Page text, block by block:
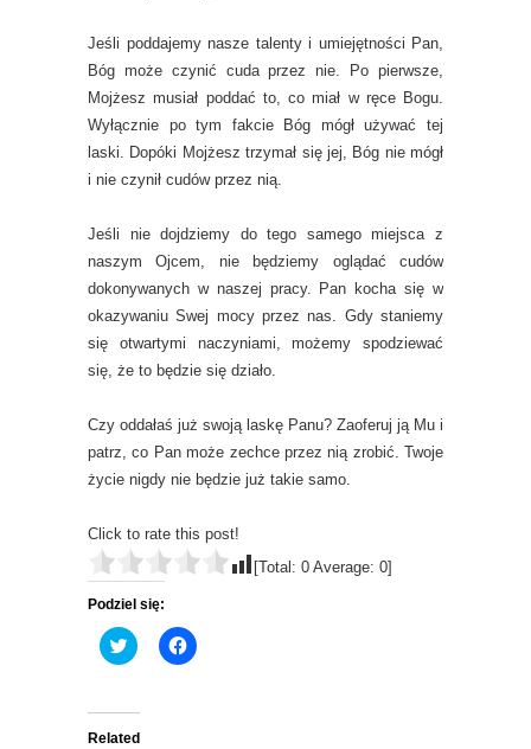
Jeśli poddajemy nasze talenty i umiejętności Pan,
Bóg może czynić cuda przez nie. Po pierwsze,
Mojżesz musiał poddać to, co miał w ręce Bogu.
Wyłącznie po tym fakcie Bóg mógł używać tej
laski. Dopóki Mojżesz trzymał się jej, Bóg nie mógł
i nie czynił cudów przez nią.
Jeśli nie dojdziemy do tego samego miejsca z
naszym Ojcem, nie będziemy oglądać cudów
dokonywanych w naszej pracy. Pan kocha się w
okazywaniu Swej mocy przez nas. Gdy staniemy
się otwartymi naczyniami, możemy spodziewać
się, że to będzie się działo.
Czy oddałaś już swoją laskę Panu? Zaoferuj ją Mu i
patrz, co Pan może zechce przez nią zrobić. Twoje
życie nigdy nie będzie już takie samo.
Click to rate this post!
[Total: 0 Average: 0]
Podziel się:
C
l
t
o
C
l
Related